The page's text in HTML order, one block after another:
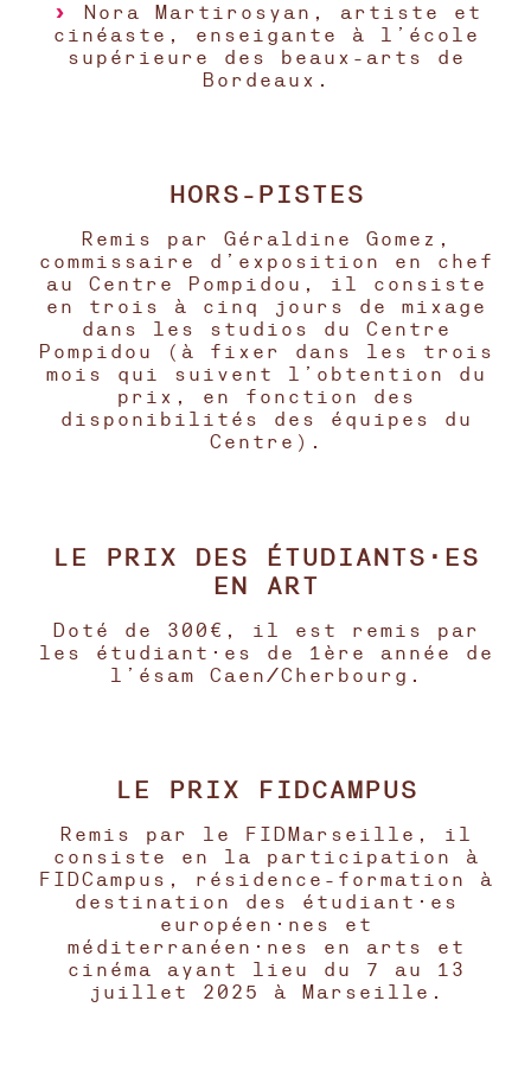
Nora Martirosyan, artiste et
cinéaste, enseigante à l’école
supérieure des beaux-arts de
Bordeaux.
HORS-PISTES
Remis par Géraldine Gomez,
commissaire d’exposition en chef
au Centre Pompidou, il consiste
en trois à cinq jours de mixage
dans les studios du Centre
Pompidou (à fixer dans les trois
mois qui suivent l’obtention du
prix, en fonction des
disponibilités des équipes du
Centre).
LE PRIX DES ÉTUDIANTS·ES
EN ART
Doté de 300€, il est remis par
les étudiant·es de 1ère année de
l’ésam Caen/Cherbourg.
LE PRIX FIDCAMPUS
Remis par le FIDMarseille, il
consiste en la participation à
FIDCampus, résidence-formation à
destination des étudiant·es
européen·nes et
méditerranéen·nes en arts et
cinéma ayant lieu du 7 au 13
juillet 2025 à Marseille.